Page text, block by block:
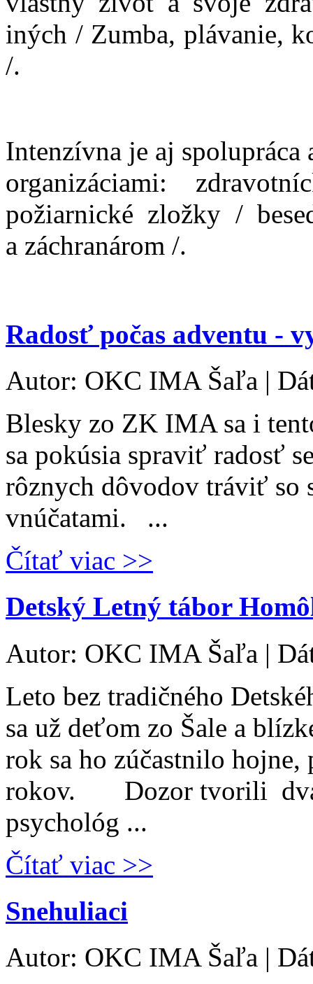
iných / Zumba, plávanie,
/.
Intenzívna je aj
organizáciami:
požiarnické zložky /
a záchranárom /.
Radosť počas adventu -
Autor: OKC IMA Šaľa |
Blesky zo ZK IMA sa i
sa pokúsia spraviť radosť
rôznych dôvodov tráviť
vnúčatami. ...
Čítať viac >>
Detský Letný tábor
Autor: OKC IMA Šaľa |
Leto bez tradičného
sa už deťom zo Šale a
rok sa ho zúčastnilo
rokov. Dozor tvorili
psychológ ...
Čítať viac >>
Snehuliaci
Autor: OKC IMA Šaľa |